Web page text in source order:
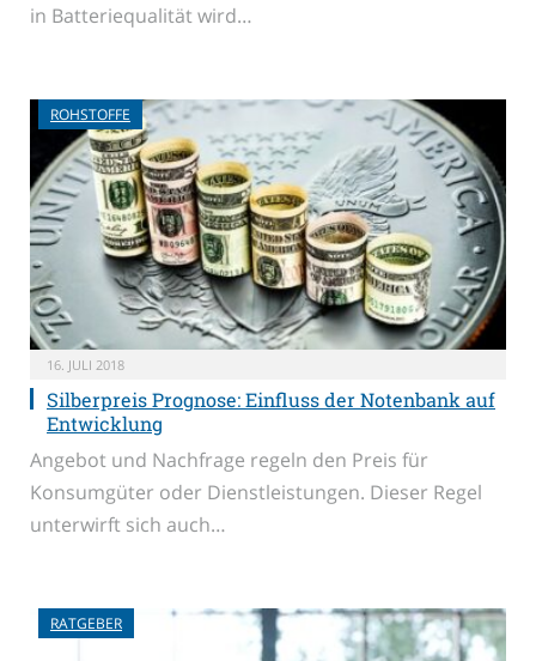
in Batteriequalität wird…
ROHSTOFFE
16. JULI 2018
Silberpreis Prognose: Einfluss der Notenbank auf
Entwicklung
Angebot und Nachfrage regeln den Preis für
Konsumgüter oder Dienstleistungen. Dieser Regel
unterwirft sich auch…
RATGEBER